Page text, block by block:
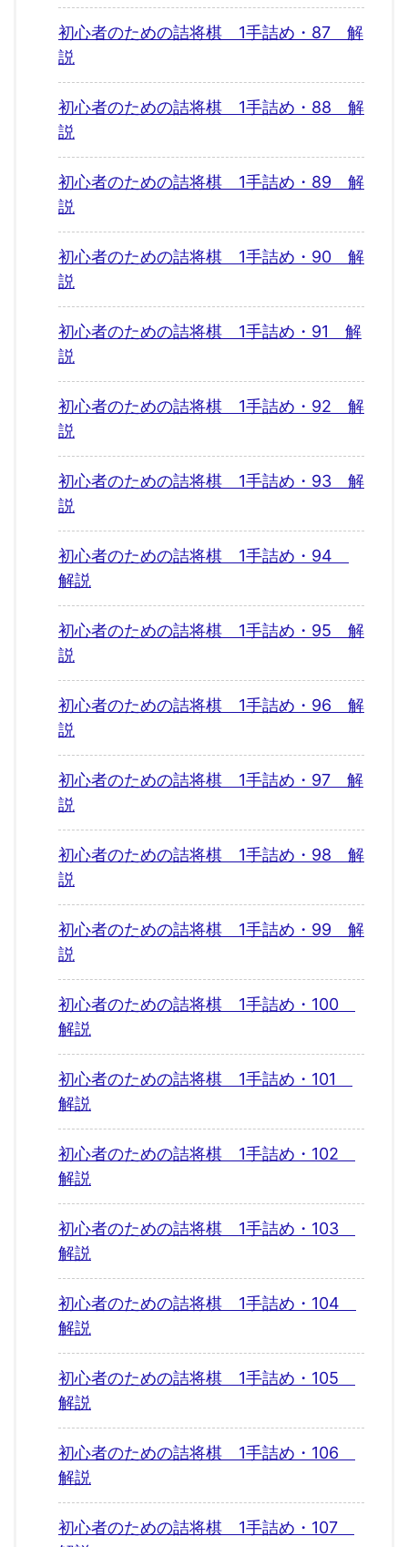
初心者のための詰将棋 1手詰め・87 解
説
初心者のための詰将棋 1手詰め・88 解
説
初心者のための詰将棋 1手詰め・89 解
説
初心者のための詰将棋 1手詰め・90 解
説
初心者のための詰将棋 1手詰め・91 解
説
初心者のための詰将棋 1手詰め・92 解
説
初心者のための詰将棋 1手詰め・93 解
説
初心者のための詰将棋 1手詰め・94
解説
初心者のための詰将棋 1手詰め・95 解
説
初心者のための詰将棋 1手詰め・96 解
説
初心者のための詰将棋 1手詰め・97 解
説
初心者のための詰将棋 1手詰め・98 解
説
初心者のための詰将棋 1手詰め・99 解
説
初心者のための詰将棋 1手詰め・100
解説
初心者のための詰将棋 1手詰め・101
解説
初心者のための詰将棋 1手詰め・102
解説
初心者のための詰将棋 1手詰め・103
解説
初心者のための詰将棋 1手詰め・104
解説
初心者のための詰将棋 1手詰め・105
解説
初心者のための詰将棋 1手詰め・106
解説
初心者のための詰将棋 1手詰め・107